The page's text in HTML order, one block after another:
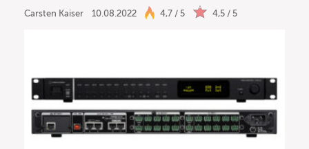
Carsten Kaiser 10.08.2022 4,7 / 5 4,5 / 5